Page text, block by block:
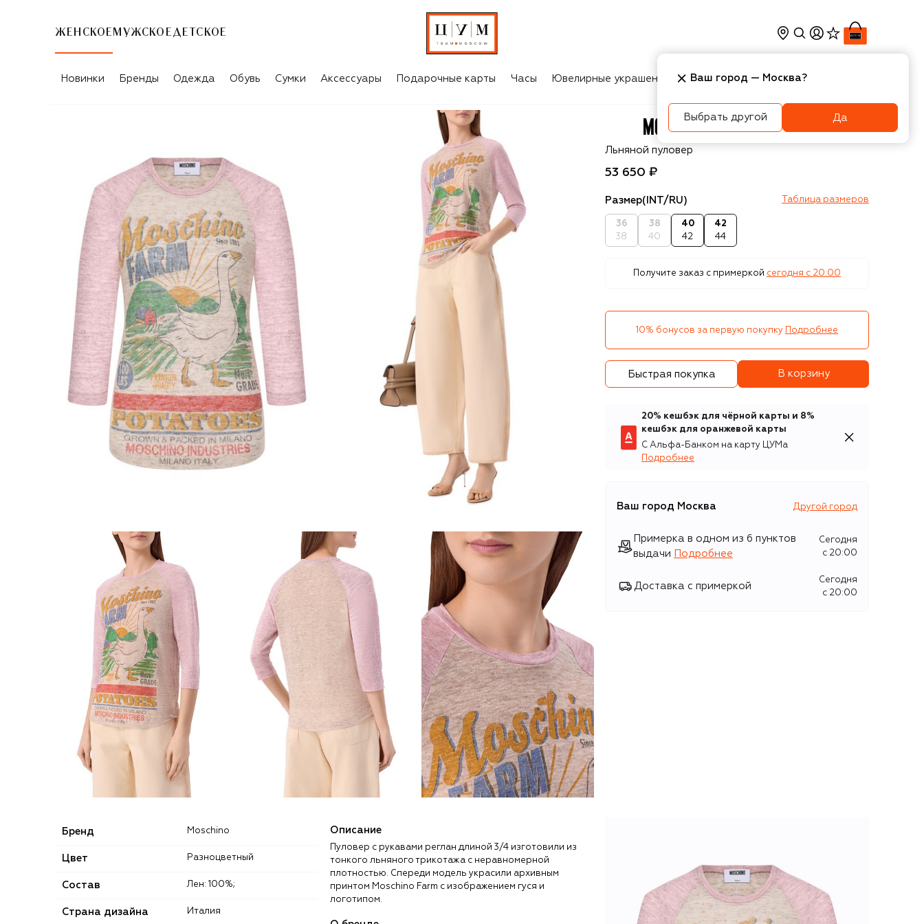
ЖЕНСКОЕ МУЖСКОЕ ДЕТСКОЕ
Новинки Бренды Одежда Обувь Сумки Аксессуары Подарочные карты Часы Ювелирные украшения Косметика Интерьер
Moschino
Льняной пуловер
53 650 ₽
Размер(INT/RU) Таблица размеров
36
38
38
40
40
42
42
44
Получите заказ с примеркой сегодня c 20:00
10% бонусов за первую покупку Подробнее
Быстрая покупка В корзину
20% кешбэк для чёрной карты и 8%
кешбэк для оранжевой карты
С Альфа-Банком на карту ЦУМа
Подробнее
Ваш город Москва Другой город
Примерка в одном из 6 пунктов
выдачи
Подробнее
Сегодня
c 20:00
Доставка с примеркой
Сегодня
c 20:00
Бренд Moschino
Цвет Разноцветный
Состав Лен: 100%;
Страна дизайна Италия
Описание
Пуловер с рукавами реглан длиной 3/4 изготовили из
тонкого льняного трикотажа с неравномерной
плотностью. Спереди модель украсили архивным
принтом Moschino Farm с изображением гуся и
логотипом.
Ваш город — Москва?
Выбрать другой Да